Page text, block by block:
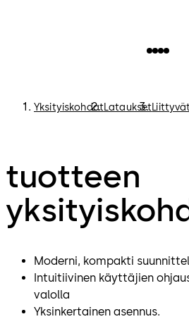
YksityiskohdatLataukset
tuotteen
Moderni, kompakti
Intuitiivinen käyttäjien
valolla
Yksinkertainen asennus.